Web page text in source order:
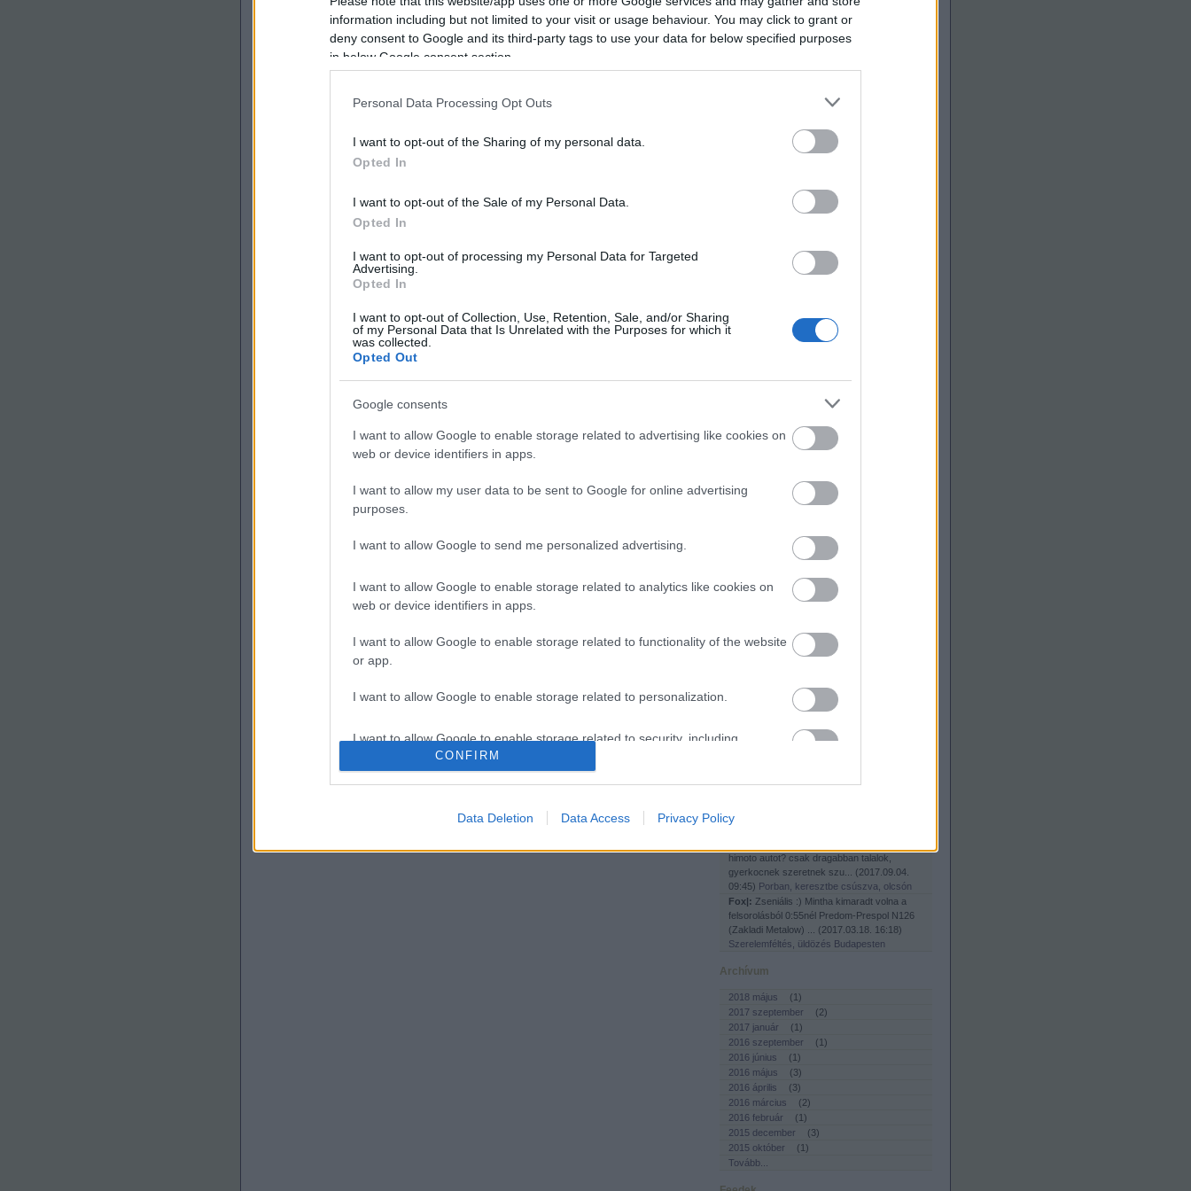
information including but not limited to your visit or usage behaviour. You may click to grant or
deny consent to Google and its third-party tags to use your data for below specified purposes
in below Google consent section.
Personal Data Processing Opt Outs
I want to opt-out of the Sharing of my personal data.
Opted In
I want to opt-out of the Sale of my Personal Data.
Opted In
I want to opt-out of processing my Personal Data for Targeted
Advertising.
Opted In
I want to opt-out of Collection, Use, Retention, Sale, and/or Sharing
of my Personal Data that Is Unrelated with the Purposes for which it
was collected.
Opted Out
Google consents
I want to allow Google to enable storage related to advertising like cookies on
web or device identifiers in apps.
I want to allow my user data to be sent to Google for online advertising
purposes.
I want to allow Google to send me personalized advertising.
I want to allow Google to enable storage related to analytics like cookies on
web or device identifiers in apps.
I want to allow Google to enable storage related to functionality of the website
or app.
I want to allow Google to enable storage related to personalization.
I want to allow Google to enable storage related to security, including
authentication functionality and fraud prevention, and other user protection.
CONFIRM
Data Deletion Data Access Privacy Policy
Italeri 1/24 Hűtős félpótkocsi
Nincs megjeleníthető elem
Nincs megjeleníthető elem
Friss topikok
Kiszivárogtak a legújabb Bugatti képei
Meg is jött a pakk, mindjárt 2
autóval, köszönjük szépen! Láttam némi
örömöt a gyerek arcán.. :-) ...
streetsta:Kis türelmet szeretnék kérni, az
helye, kimegy a címla...
BMW. Kínai. Olcsó - HIÉNA POSZT
himoto autot? csak dragabban talalok,
gyerkocnek szeretnek szu... (2017.09.04.
09:45) Porban, keresztbe csúszva, olcsón
Fox|: Zseniális :) Mintha kimaradt volna a
felsorolásból 0:55nél Predom-Prespol N126
(Zakladi Metalow) ... (2017.03.18. 16:18)
Szerelemféltés, üldözés Budapesten
Archívum
2018 május (1 )
2017 szeptember
(2)
2017 január
(1 )
2016 szeptember
(1 )
2016 június
(1 )
2016 május
(3)
2016 április
(3)
2016 március
(2)
2016 február
(1 )
2015 december
(3)
2015 október
(1 )
Tovább
Tetszik 0